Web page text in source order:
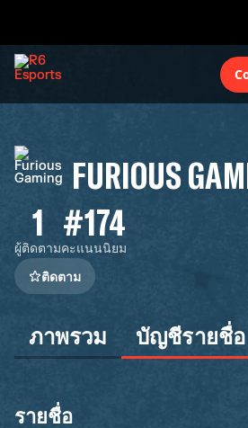
FURIOUS
1
ผู้ติดตาม
#174
คะแนนนิยม
ติดตาม
ภาพรวม บัญชีรายชื่อ
รายชื่อ